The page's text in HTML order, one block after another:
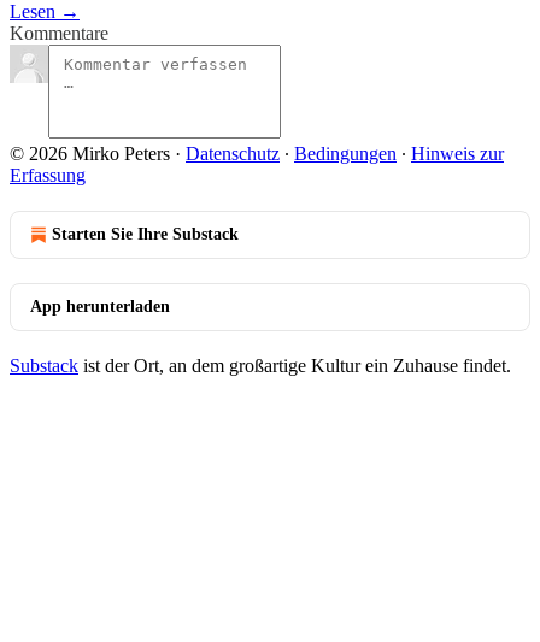
Lesen →
Kommentare
© 2026 Mirko Peters · Datenschutz ∙ Bedingungen ∙ Hinweis zur
Erfassung
Starten Sie Ihre Substack
App herunterladen
Substack ist der Ort, an dem großartige Kultur ein Zuhause findet.